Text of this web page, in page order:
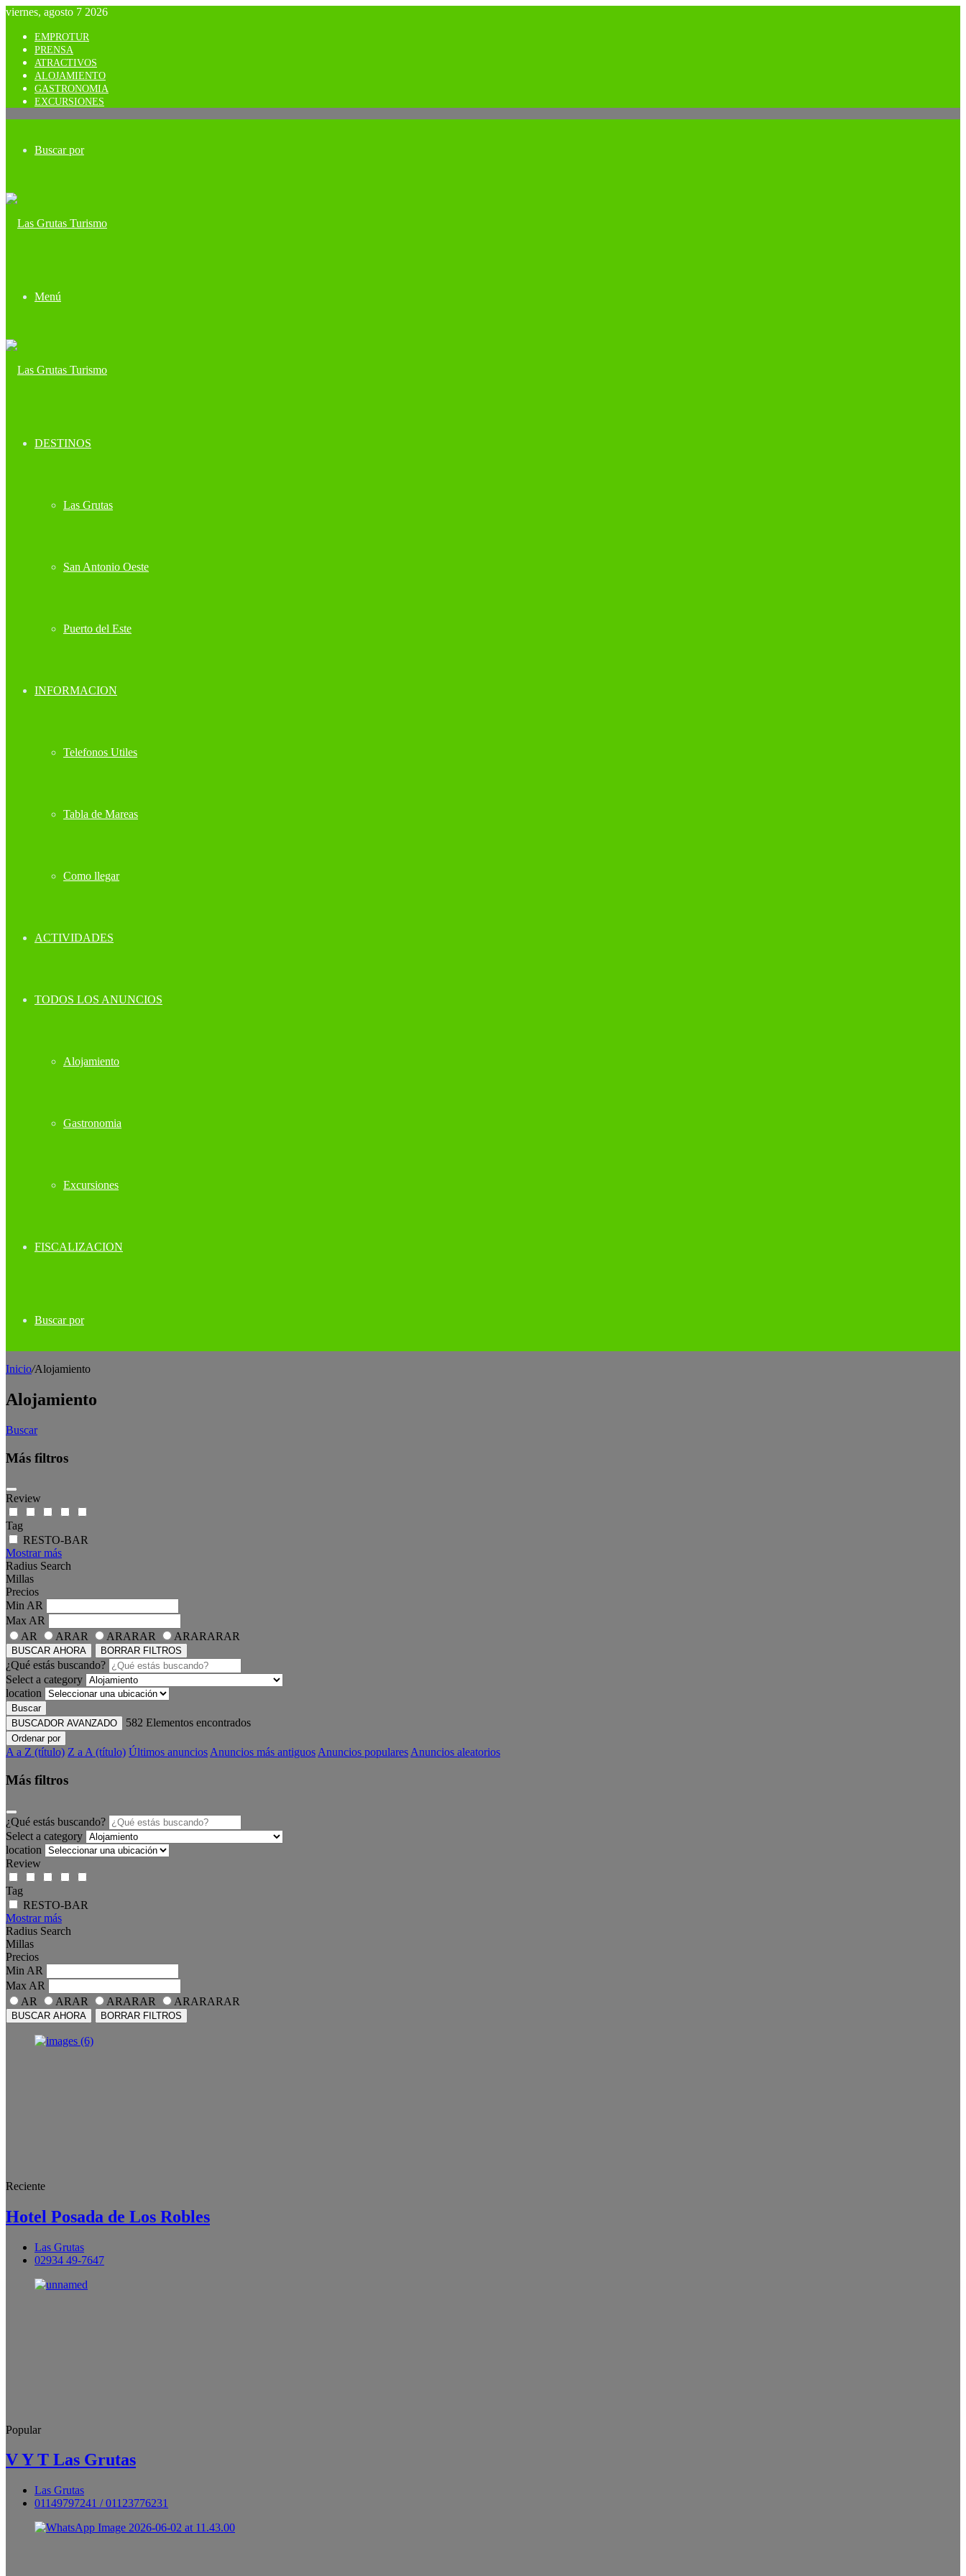
viernes, agosto 7 2026
EMPROTUR
PRENSA
ATRACTIVOS
ALOJAMIENTO
GASTRONOMIA
EXCURSIONES
Buscar por
Menú
DESTINOS
Las Grutas
San Antonio Oeste
Puerto del Este
INFORMACION
Telefonos Utiles
Tabla de Mareas
Como llegar
ACTIVIDADES
TODOS LOS ANUNCIOS
Alojamiento
Gastronomia
Excursiones
FISCALIZACION
Buscar por
Inicio/Alojamiento
Alojamiento
Buscar
Más filtros
Review
Tag
RESTO-BAR
Mostrar más
Radius Search
Millas
Precios
Min AR
Max AR
AR
ARAR ARARAR ARARARAR
BUSCAR AHORA BORRAR FILTROS
¿Qué estás buscando?
Select a category
location
Buscar
BUSCADOR AVANZADO
582 Elementos encontrados
Ordenar por
A a Z (título) Z a A (título) Últimos anuncios Anuncios más antiguos Anuncios populares Anuncios aleatorios
Más filtros
¿Qué estás buscando?
Select a category
location
Review
Tag
RESTO-BAR
Mostrar más
Radius Search
Millas
Precios
Min AR
Max AR
AR
ARAR ARARAR ARARARAR
BUSCAR AHORA BORRAR FILTROS
Reciente
Hotel Posada de Los Robles
Las Grutas
02934 49-7647
Popular
V Y T Las Grutas
Las Grutas
01149797241 / 01123776231